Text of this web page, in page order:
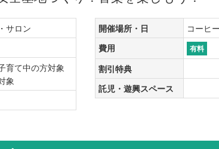
サロン
て中の方対象
象
開催場所・日 コーヒ
費用 有料
割引特典
託児・遊興スペース